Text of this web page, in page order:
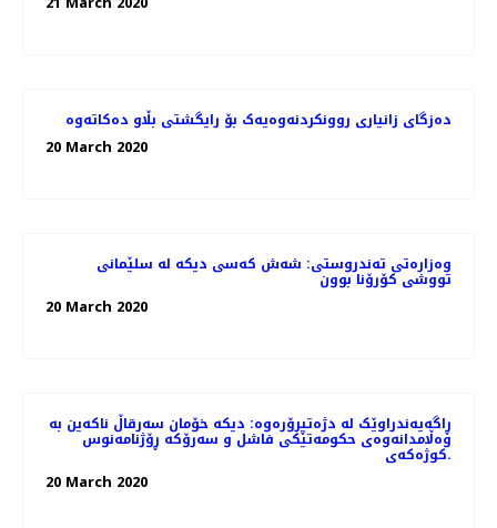
دەزگای زانیاری روونکردنەوەیەک بۆ رایگشتی بڵاو دەکاتەوە
20 March 2020
وەزارەتی تەندروستی: شەش كەسی دیكە لە سلێمانی
تووشی كۆرۆنا بوون
20 March 2020
ڕاگەیەندراوێک لە دژەتیرۆرەوە: دیکە خۆمان سەرقاڵ ناکەین بە
وەڵامدانەوەی حکومەتێکی فاشل و سەرۆکە ڕۆژنامەنوس
کوژەکەی.
20 March 2020